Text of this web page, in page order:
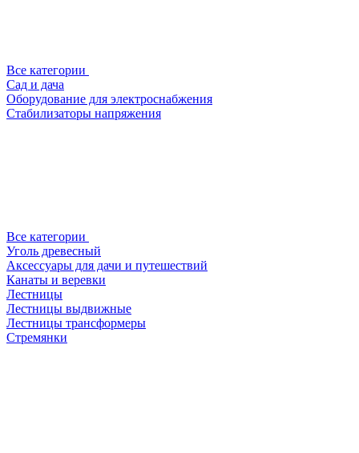
Все категории
Сад и дача
Оборудование для электроснабжения
Стабилизаторы напряжения
Все категории
Уголь древесный
Аксессуары для дачи и путешествий
Канаты и веревки
Лестницы
Лестницы выдвижные
Лестницы трансформеры
Стремянки